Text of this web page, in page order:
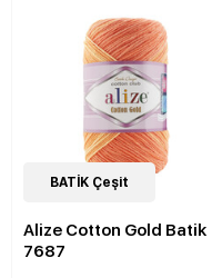
32Çeşit
BATİK Çeşit
Alize Cotton Gold Batik
7687